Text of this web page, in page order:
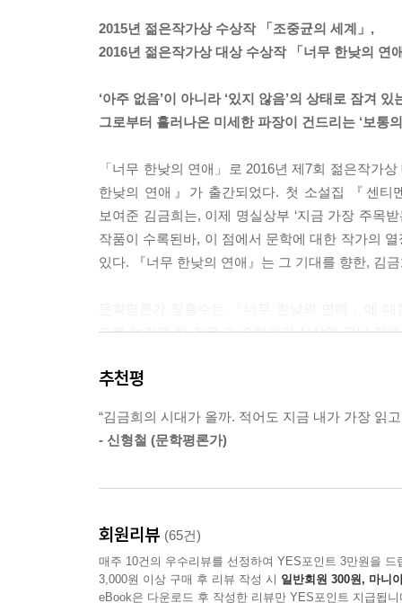
「세실리아」
마흔이 다 된 대학 동기들의 허랑방탕한 송년 술
경험이 무색하게, ‘나’와 친구들의 대화는 세속
시시덕대는 남자들이 불쾌해진 ‘나’는 직접 세
저녁식사가 어색하기만 하다. 어긋나고 뚝뚝 끊
세실리아는 그녀에게 덧씌워져 있던 오해의 전말
「반월」
수화기를 들었다가 놓는 것으로 자신의 잔존을 알
나한테 이런 일이 생겼나 생각합니다. 왜 이런 일
불꽃이 수놓인다.
‘그녀’는 마트에서 사온 고기에서 상한 냄새를
끝까지 무시한다. 집은 점점 가난해지고, 남편은
하는 말들은 왠지 미덥지 않다. 어느 날 남편이 천
2015년 젊은작가상 수상작 「조중균의 세계」,
2016년 젊은작가상 대상 수상작 「너무 한낮의 연
‘아주 없음’이 아니라 ‘있지 않음’의 상태로 잠겨 있
그로부터 흘러나온 미세한 파장이 건드리는 ‘보통
「너무 한낮의 연애」로 2016년 제7회 젊은작가
한낮의 연애』가 출간되었다. 첫 소설집 『센티
보여준 김금희는, 이제 명실상부 ‘지금 가장 주목
작품이 수록된바, 이 점에서 문학에 대한 작가의
있다. 『너무 한낮의 연애』는 그 기대를 향한, 김
그를 놀라게 한 것은 그 중력파가 십삼억 광년 전
가능한 일”이라고 말한다. 그리고 그 파장의 “미세
것처럼 말이다.
여름휴가를 그린 「반월」은 그 자체로 유년 시절
믿어왔던 기억들이 나이를 먹으며 다르게 이
트라우마가 해소되지 않은 채 ‘있지 않음’의 상태
추천평
“김금희의 시대가 올까. 적어도 지금 내가 가장 읽
- 신형철 (문학평론가)
회원리뷰 (65건)
매주 10건의 우수리뷰를 선정하여 YES포인트 3만원을 드
3,000원 이상 구매 후 리뷰 작성 시 일반회원 300원, 마니
eBook은 다운로드 후 작성한 리뷰만 YES포인트 지급됩니